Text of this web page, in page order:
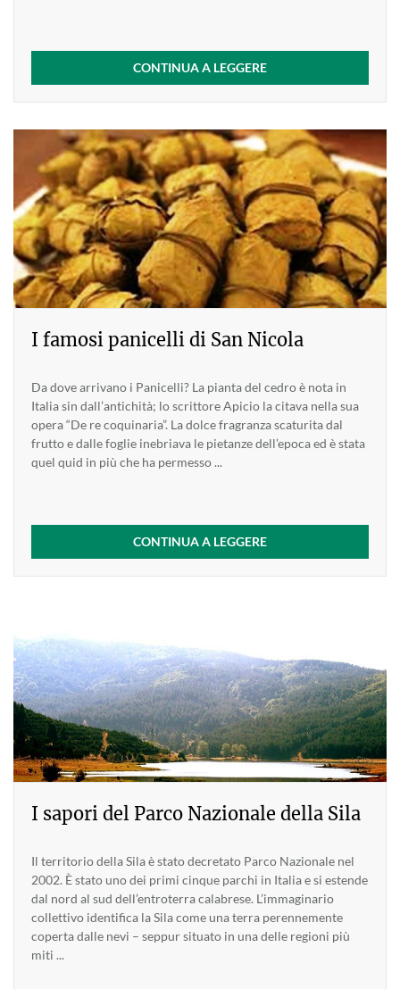
CONTINUA A LEGGERE
I famosi panicelli di San Nicola
Da dove arrivano i Panicelli? La pianta del cedro è nota in
Italia sin dall’antichità; lo scrittore Apicio la citava nella sua
opera “De re coquinaria”. La dolce fragranza scaturita dal
frutto e dalle foglie inebriava le pietanze dell’epoca ed è stata
quel quid in più che ha permesso ...
CONTINUA A LEGGERE
I sapori del Parco Nazionale della Sila
Il territorio della Sila è stato decretato Parco Nazionale nel
2002. È stato uno dei primi cinque parchi in Italia e si estende
dal nord al sud dell’entroterra calabrese. L’immaginario
collettivo identifica la Sila come una terra perennemente
coperta dalle nevi – seppur situato in una delle regioni più
miti ...